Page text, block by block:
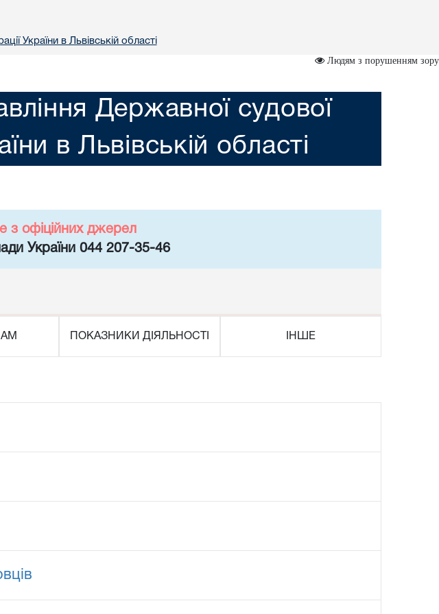
України в Львiвській областi
Людям з порушенням зору
Державної судової
в Львiвській областi
з офіційних джерел
України 044 207-35-46
ПОКАЗНИКИ ДІЯЛЬНОСТІ ІНШЕ